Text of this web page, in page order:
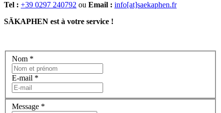
Tel : +39 0297 240792 ou Email : info[at]saekaphen.fr
SÄKAPHEN est à votre service !
Nom *
E-mail *
Message *